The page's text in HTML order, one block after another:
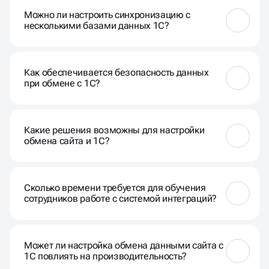
товаров, цен, остатков, заказов и других данных,
обеспечивая единый и актуальный контент.
Можно ли настроить синхронизацию с
несколькими базами данных 1С?
несколькими базами данных 1С, что полезно для
компаний с различными подразделениями.
Как обеспечивается безопасность данных
при обмене с 1С?
обеспечения конфиденциальности и целостности
информации.
Какие решения возможны для настройки
обмена сайта и 1С?
делаем индивидуальную доработку модуля или же
разрабатываем API для сложных
Сколько времени требуется для обучения
сотрудников работе с системой интеграций?
которое обычно занимает несколько дней, чтобы
обеспечить комфортное использование системы.
Может ли настройка обмена данными сайта с
1С повлиять на производительность?